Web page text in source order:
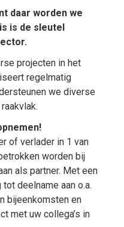
daar worden we
is de sleutel
projecten in het
regelmatig
we diverse
of verlader in 1 van
worden bij
als partner. Met een
deelname aan o.a.
bijeenkomsten en
met uw collega’s in